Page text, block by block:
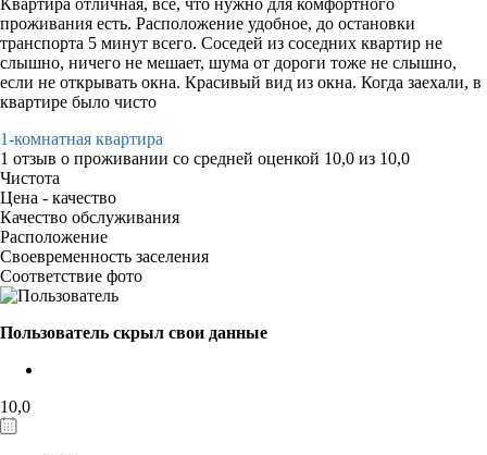
проживания есть. Расположение удобное, до остановки
транспорта 5 минут всего. Соседей из соседних квартир не
слышно, ничего не мешает, шума от дороги тоже не слышно,
если не открывать окна. Красивый вид из окна. Когда заехали, в
квартире было чисто
1-комнатная квартира
1 отзыв о проживании со средней оценкой 10,0 из 10,0
Чистота
Цена - качество
Качество обслуживания
Расположение
Своевременность заселения
Соответствие фото
Пользователь скрыл свои данные
10,0